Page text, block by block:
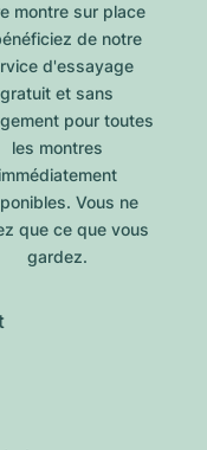
montre sur place
de notre
d'essayage
gratuit et sans
pour toutes
les montres
immédiatement
Vous ne
que ce que vous
gardez.